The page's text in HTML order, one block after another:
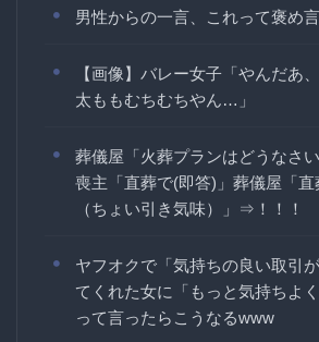
男性からの一言、これって褒め
【画像】バレー女子「やんだあ
太ももむちむちやん…」
葬儀屋「火葬プランはどうなさ
喪主「直葬で(即答)」葬儀屋「
（ちょい引き気味）」⇒！！！
ヤフオクで「気持ちの良い取引
てくれた女に「もっと気持ちよ
って言ったらこうなるwww